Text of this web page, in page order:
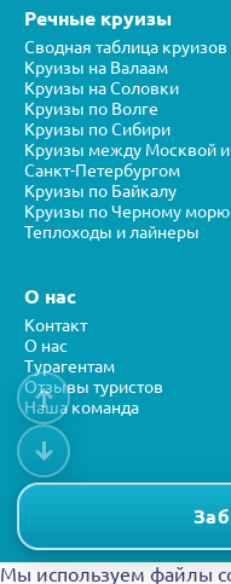
Речные круизы
Сводная таблица круизов
Круизы на Валаам
Круизы на Соловки
Круизы по Волге
Круизы по Сибири
Круизы между Москвой и
Санкт-Петербургом
Круизы по Байкалу
Круизы по Черному морю
Теплоходы и лайнеры
О нас
Контакт
О нас
Турагентам
Отзывы туристов
Наша команда
Представленная на сайте
не
↑
↓
Мы используем файлы